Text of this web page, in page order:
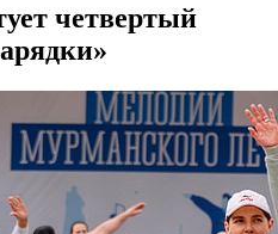
четвертый